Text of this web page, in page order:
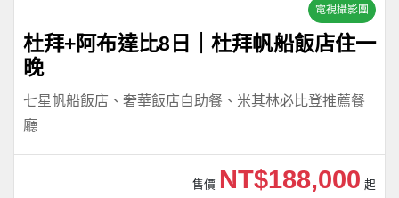
電視攝影團
杜拜+阿布達比8日｜杜拜帆船飯店住一
晚
七星帆船飯店、奢華飯店自助餐、米其林必比登推薦餐
廳
售價 NT$188,000 起